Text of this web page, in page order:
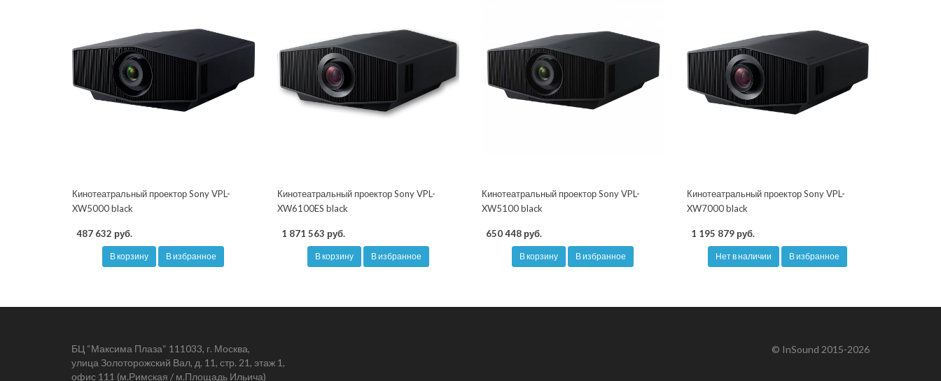
Кинотеатральный проектор Sony VPL-
XW5000 black
487 632 руб.
В корзину В избранное
Кинотеатральный проектор Sony VPL-
XW6100ES black
1 871 563 руб.
В корзину В избранное
Кинотеатральный проектор Sony VPL-
XW5100 black
650 448 руб.
В корзину В избранное
Кинотеатральный проектор Sony VPL-
XW7000 black
1 195 879 руб.
Нет в наличии В избранное
БЦ “Максима Плаза“ 111033, г. Москва,
улица Золоторожский Вал, д. 11, стр. 21, этаж 1,
офис 111 (м.Римская / м.Площадь Ильича)
© InSound 2015-2026